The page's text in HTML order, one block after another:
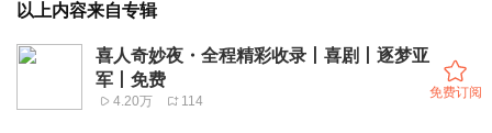
以上内容来自专辑
喜人奇妙夜・全程精彩收录丨喜剧丨逐梦亚
军丨免费
4.20万 114
免费订阅